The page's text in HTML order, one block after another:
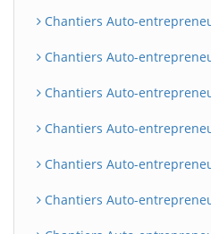
Chantiers Auto-
Chantiers Auto-
Chantiers Auto-
Chantiers Auto-
Chantiers Auto-
Chantiers Auto-